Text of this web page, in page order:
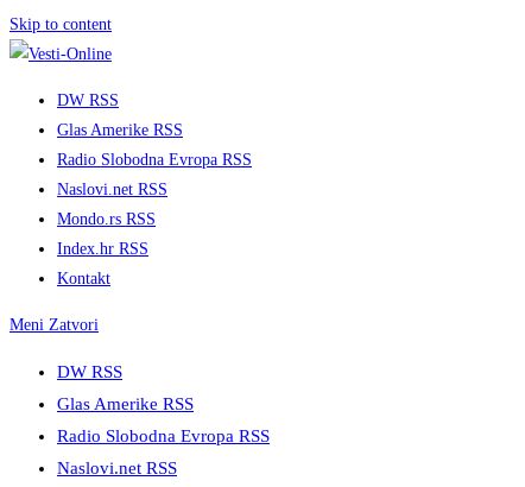
Skip to content
DW RSS
Glas Amerike RSS
Radio Slobodna Evropa RSS
Naslovi.net RSS
Mondo.rs RSS
Index.hr RSS
Kontakt
Meni Zatvori
DW RSS
Glas Amerike RSS
Radio Slobodna Evropa RSS
Naslovi.net RSS